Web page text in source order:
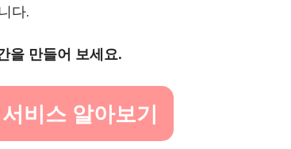
다.
을 만들어 보세요.
비스 알아보기